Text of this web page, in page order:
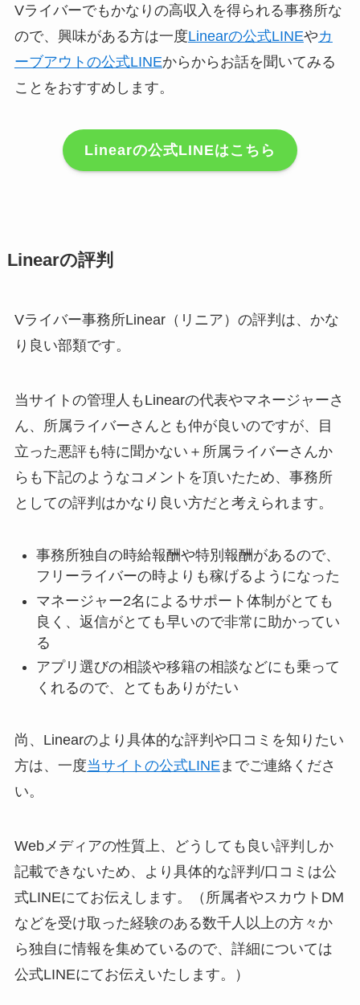
Vライバーでもかなりの高収入を得られる事務所な
ので、興味がある方は一度Linearの公式LINEやカ
ーブアウトの公式LINEからからお話を聞いてみる
ことをおすすめします。
Linearの公式LINEはこちら
Linearの評判
Vライバー事務所Linear（リニア）の評判は、かな
り良い部類です。
当サイトの管理人もLinearの代表やマネージャーさ
ん、所属ライバーさんとも仲が良いのですが、目
立った悪評も特に聞かない＋所属ライバーさんか
らも下記のようなコメントを頂いたため、事務所
としての評判はかなり良い方だと考えられます。
事務所独自の時給報酬や特別報酬があるので、
フリーライバーの時よりも稼げるようになった
マネージャー2名によるサポート体制がとても
良く、返信がとても早いので非常に助かってい
る
アプリ選びの相談や移籍の相談などにも乗って
くれるので、とてもありがたい
尚、Linearのより具体的な評判や口コミを知りたい
方は、一度当サイトの公式LINE までご連絡くださ
い。
Webメディアの性質上、どうしても良い評判しか
記載できないため、より具体的な評判/口コミは公
式LINEにてお伝えします。（所属者やスカウトDM
などを受け取った経験のある数千人以上の方々か
ら独自に情報を集めているので、詳細については
公式LINEにてお伝えいたします。）